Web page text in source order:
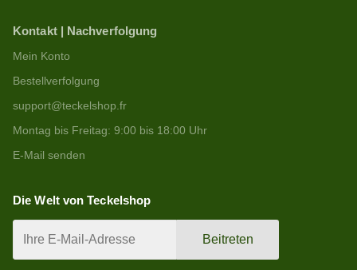
Kontakt | Nachverfolgung
Mein Konto
Bestellverfolgung
support@teckelshop.fr
Montag bis Freitag: 9:00 bis 18:00 Uhr
E-Mail senden
Die Welt von Teckelshop
Beitreten